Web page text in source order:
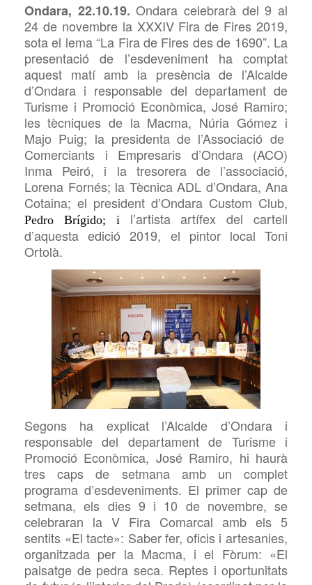
Ondara, 22.10.19.Ondara celebrarà del 9 al
24 de novembre la XXXIV Fira de Fires 2019,
sotael lema “La Fira de Fires desde 1690”. La
presentació de l’esdeveniment ha comptat
aquest matí amb la presència de l’Alcalde
d’Ondara i responsable del departament de
Turisme i Promoció Econòmica, José Ramiro;
les tècniquesde la Macma, NúriaGómez i
Majo Puig; la presidenta de l’Associació de
Comerciants i Empresaris d’Ondara (ACO)
Inma Peiró, i la tresorera de l’associació,
Lorena Fornés; la Tècnica ADL d’Ondara, Ana
Cotaina; el president d’Ondara Custom Club,
Pedro Brígido; i
l’artista artífex del cartell
d’aquesta edició 2019, el pintor local Toni
Ortolà.
Segons ha explicat l’Alcalde d’Ondara i
responsable del departament de Turisme i
Promoció Econòmica, José Ramiro, hi haurà
tres caps de setmana amb un complet
programa d’esdeveniments. El primer cap de
setmana, els dies 9 i 10 de novembre, se
celebraran la V Fira Comarcal amb els 5
sentits «El tacte»: Saber fer, oficis i artesanies,
organitzada per la Macma, i el Fòrum: «El
paisatge de pedra seca. Reptes i oportunitats